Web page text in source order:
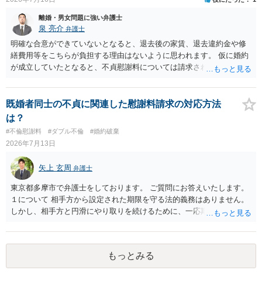
離婚・男女問題に強い弁護士
泉 亮介 弁護士
明確な合意ができていないとなると、退去後の家賃、退去違約金や修
繕費用等をこちらが負担する理由はないように思われます。 仮に婚約
が成立していたとなると、不貞慰謝料については請求される可能性が
れば早めに弁護士に相談し、弁護士から回答をさせると良いでしょ
う。
既婚者同士の不貞に関連した慰謝料請求の対応方法
は？
#不倫慰謝料 #ダブル不倫 #婚約破棄
2026年7月13日
矢上 玄周 弁護士
東京都多摩市で弁護士をしております。 ご質問にお答えいたします。
１について 相手方から設定された期限を守る法的義務はありません。
しかし、相手方と円滑にやり取りを続けるために、一応期限を守って
が、期限を守らないのもご不安という場合には、「弁護士に相談して
から連絡するので少々お待ちください」という旨の連絡を入れておく
こともあります。 ２について 求償権の請求と婚約破棄の慰謝料請求
は、法的には別の議論ではありますが、事実上の繋がりがないわけで
もっとみる